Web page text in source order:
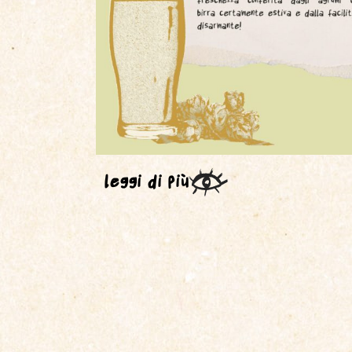
leggi di più